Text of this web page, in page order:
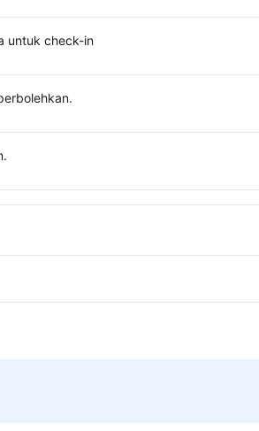
untuk check-in